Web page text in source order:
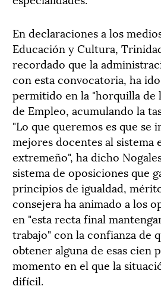
En declaraciones a los
Educación y Cultura,
recordado que la
con esta convocatoria, ha
permitido en la "horquilla de
de Empleo, acumulando la
"Lo que queremos es que se
mejores docentes al sistema
extremeño", ha dicho
sistema de oposiciones que
principios de igualdad,
consejera ha animado a los
en "esta recta final
trabajo" con la confianza de
obtener alguna de esas cien
momento en el que la
difícil.